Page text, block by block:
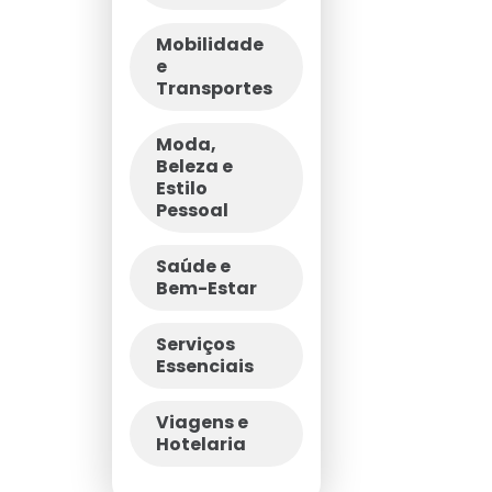
Mobilidade
e
Transportes
Moda,
Beleza e
Estilo
Pessoal
Saúde e
Bem-Estar
Serviços
Essenciais
Viagens e
Hotelaria